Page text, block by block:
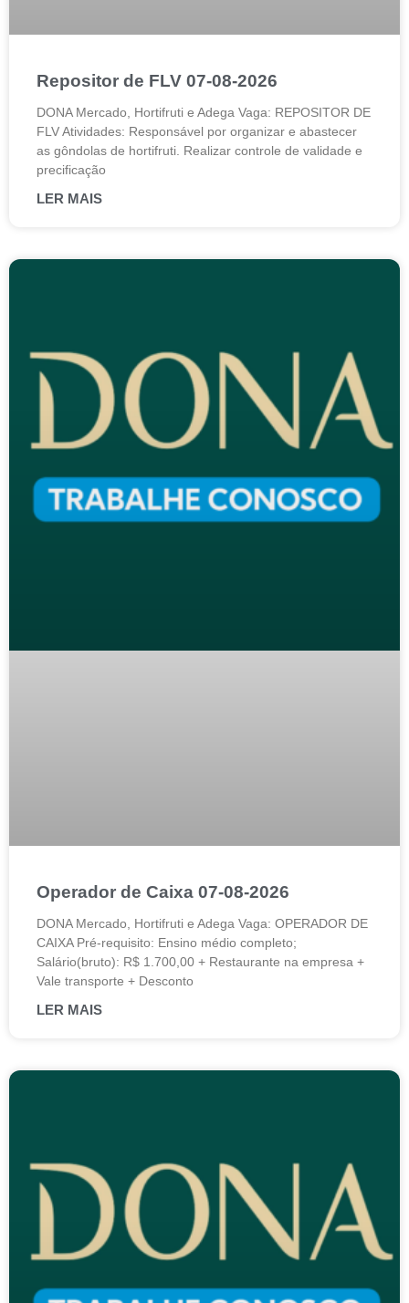
Repositor de FLV 07-08-2026
DONA Mercado, Hortifruti e Adega Vaga: REPOSITOR DE
FLV Atividades: Responsável por organizar e abastecer
as gôndolas de hortifruti. Realizar controle de validade e
precificação
LER MAIS
Operador de Caixa 07-08-2026
DONA Mercado, Hortifruti e Adega Vaga: OPERADOR DE
CAIXA Pré-requisito: Ensino médio completo;
Salário(bruto): R$ 1.700,00 + Restaurante na empresa +
Vale transporte + Desconto
LER MAIS